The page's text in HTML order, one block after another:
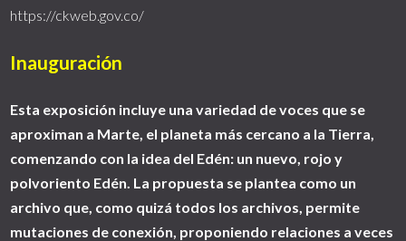
https://ckweb.gov.co/
Inauguración
Esta exposición incluye una variedad de voces que se
aproximan a Marte, el planeta más cercano a la Tierra,
comenzando con la idea del Edén: un nuevo, rojo y
polvoriento Edén. La propuesta se plantea como un
archivo que, como quizá todos los archivos, permite
mutaciones de conexión, proponiendo relaciones a veces